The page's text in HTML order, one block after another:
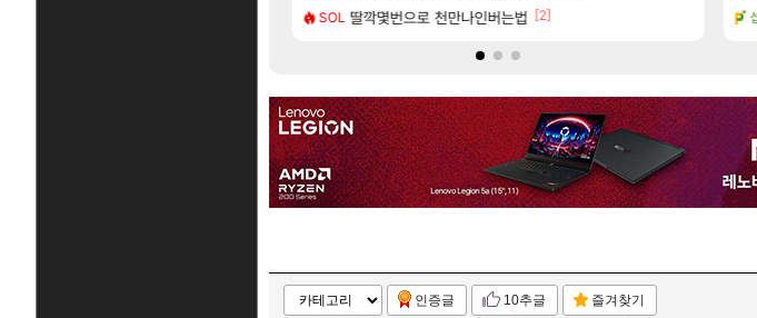
SOL 딸깍몇번으로 천만나인버는법 [2]
비스트 쿠를 먼저 보내서 기습하는 법
인증글 10추글 즐겨찾기